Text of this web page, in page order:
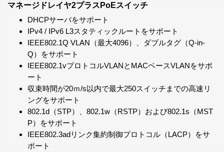
マネージドレイヤ2プラスPoEスイッチ
DHCPサーバをサポート
IPv4 / IPv6 L3スタティックルートをサポート
IEEE802.1Q VLAN（最大4096）、ダブルタグ（Q-in-
Q）をサポート
IEEE802.1vプロトコルVLANとMACベースVLANをサポ
ート
収束時間が20ｍ/s以内で最大250スイッチまでの高速リ
ングをサポート
802.1d（STP）、802.1w（RSTP）および802.1s（MST
P）をサポート
IEEE802.3adリンク集約制御プロトコル（LACP）をサ
ポート